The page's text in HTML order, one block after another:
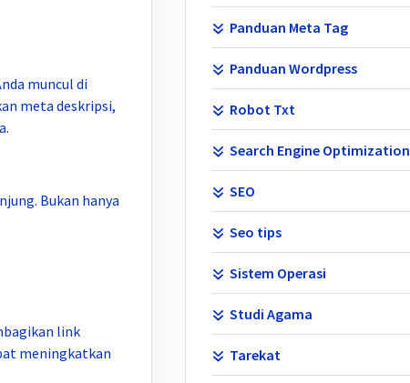
muncul di
meta deskripsi,
Bukan hanya
link
meningkatkan
Panduan Meta Tag
Panduan Wordpress
Robot Txt
Search Engine Optimization
SEO
Seo tips
Sistem Operasi
Studi Agama
Tarekat